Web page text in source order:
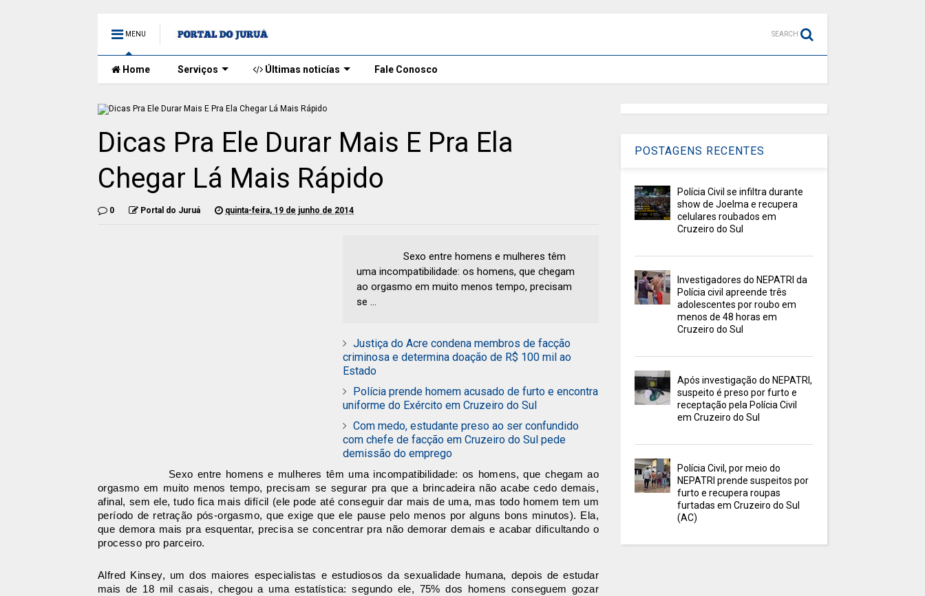
MENU SEARCH
Home Serviços Últimas noticías Fale Conosco
Dicas Pra Ele Durar Mais E Pra Ela
Chegar Lá Mais Rápido
0 Portal do Juruá quinta-feira, 19 de junho de 2014
Sexo entre homens e mulheres têm
uma incompatibilidade: os homens, que chegam
ao orgasmo em muito menos tempo, precisam
se ...
Justiça do Acre condena membros de facção
criminosa e determina doação de R$ 100 mil ao
Estado
Polícia prende homem acusado de furto e encontra
uniforme do Exército em Cruzeiro do Sul
Com medo, estudante preso ao ser confundido
com chefe de facção em Cruzeiro do Sul pede
demissão do emprego
Sexo entre homens e mulheres têm uma incompatibilidade: os homens, que chegam ao
orgasmo em muito menos tempo, precisam se segurar pra que a brincadeira não acabe cedo demais,
afinal, sem ele, tudo fica mais difícil (ele pode até conseguir dar mais de uma, mas todo homem tem um
período de retração pós-orgasmo, que exige que ele pause pelo menos por alguns bons minutos). Ela,
que demora mais pra esquentar, precisa se concentrar pra não demorar demais e acabar dificultando o
processo pro parceiro.
Alfred Kinsey, um dos maiores especialistas e estudiosos da sexualidade humana, depois de estudar
mais de 18 mil casais, chegou a uma estatística: segundo ele, 75% dos homens conseguem gozar
POSTAGENS RECENTES
Polícia Civil se infiltra durante
show de Joelma e recupera
celulares roubados em
Cruzeiro do Sul
Investigadores do NEPATRI da
Polícia civil apreende três
adolescentes por roubo em
menos de 48 horas em
Cruzeiro do Sul
Após investigação do NEPATRI,
suspeito é preso por furto e
receptação pela Polícia Civil
em Cruzeiro do Sul
Polícia Civil, por meio do
NEPATRI prende suspeitos por
furto e recupera roupas
furtadas em Cruzeiro do Sul
(AC)